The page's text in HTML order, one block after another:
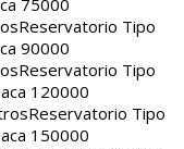
75000
Reservatorio Tipo
90000
Reservatorio Tipo
120000
Reservatorio Tipo
150000